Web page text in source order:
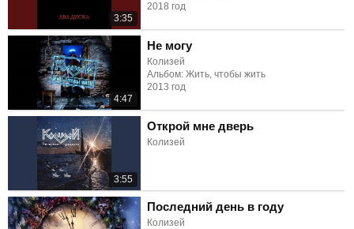
3:35
2018 год
4:47
Не могу
Колизей
Альбом: Жить, чтобы жить
2013 год
3:55
Открой мне дверь
Колизей
Последний день в году
Колизей